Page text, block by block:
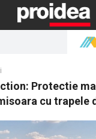
Protectie
cu trapele